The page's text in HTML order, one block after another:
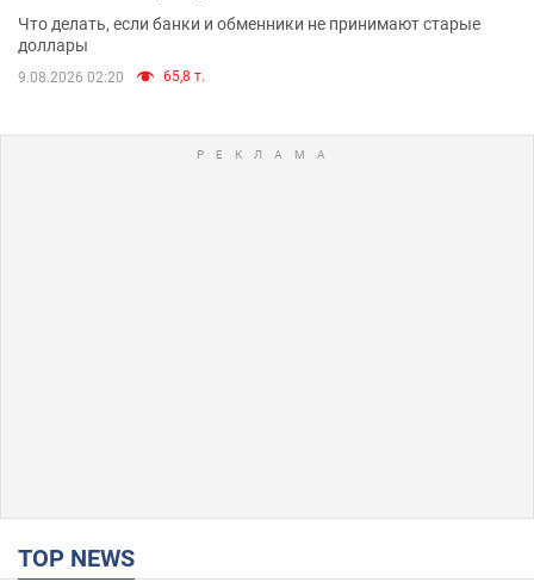
Что делать, если банки и обменники не принимают старые
доллары
9.08.2026 02:20 65,8 т.
TOP NEWS